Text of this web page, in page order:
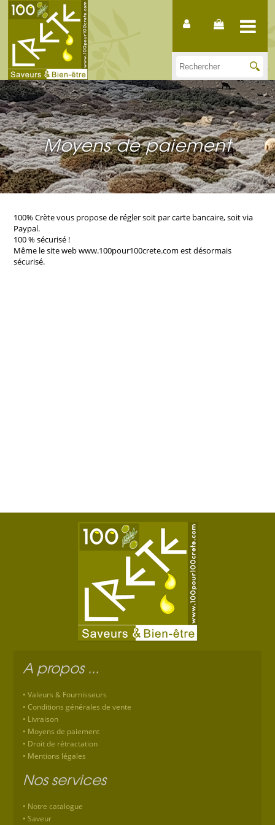
Moyens de paiement
100% Crète vous propose de régler soit par carte bancaire, soit via
Paypal.
100 % sécurisé !
Même le site web www.100pour100crete.com est désormais
sécurisé.
A propos ...
Valeurs & Fournisseurs
Conditions générales de vente
Livraison
Moyens de paiement
Droit de rétractation
Mentions légales
Nos services
Notre catalogue
Saveur